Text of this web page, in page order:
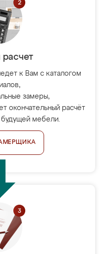
к Вам с каталогом
замеры,
окончательный расчёт
мебели.